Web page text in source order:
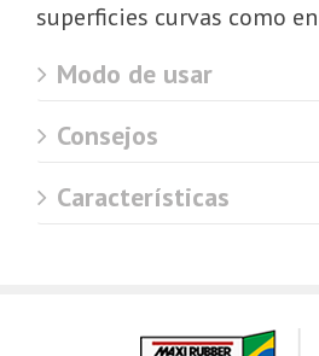
superficies curvas como
Modo de usar
Consejos
Características